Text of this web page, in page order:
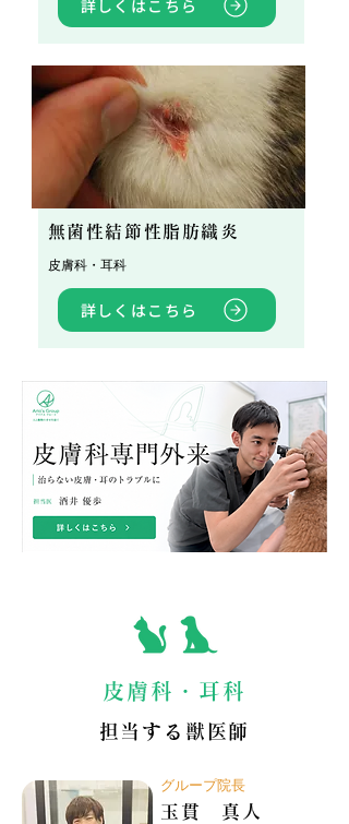
詳しくはこちら
無菌性結節性脂肪織炎
皮膚科・耳科
詳しくはこちら
皮膚科・耳科
担当する獣医師
グループ院長
玉貫 真人